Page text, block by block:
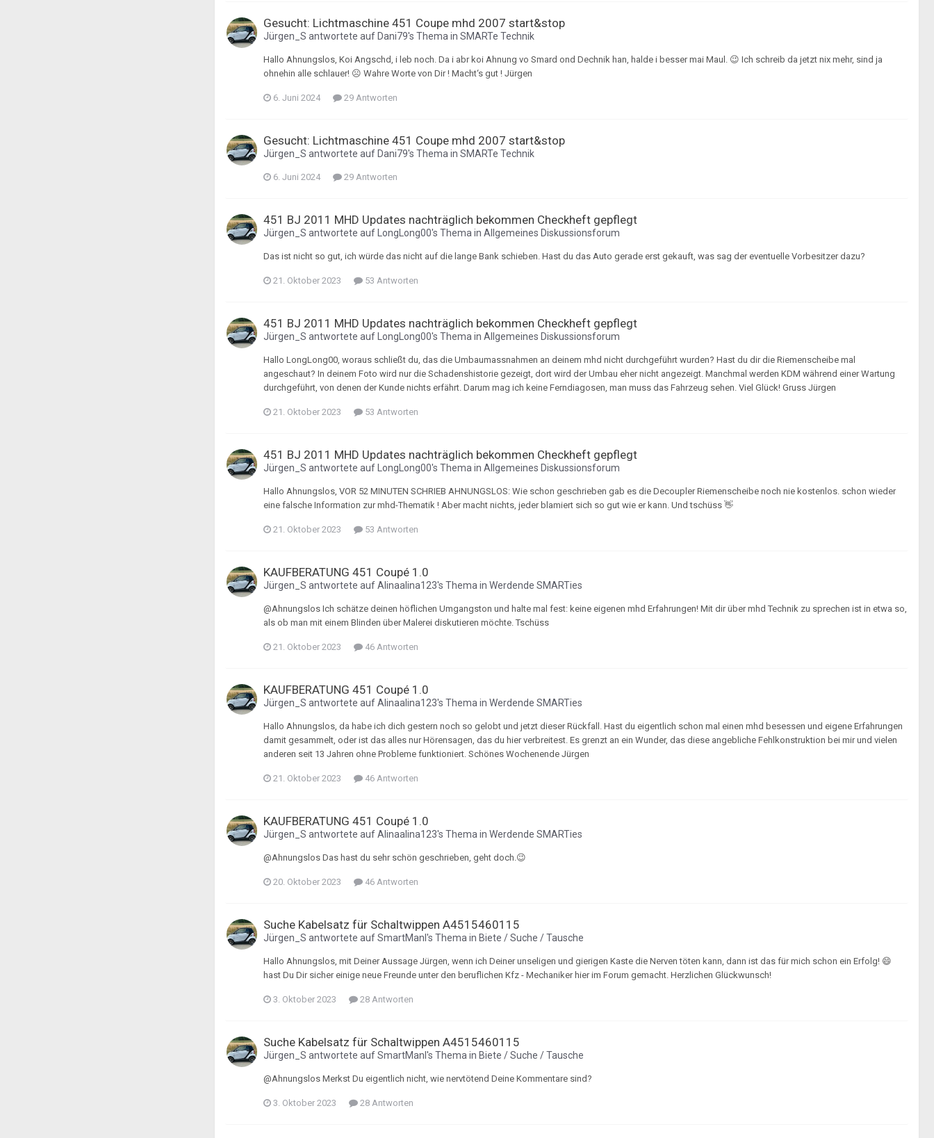
Gesucht: Lichtmaschine 451 Coupe mhd 2007 start&stop
Jürgen_S antwortete auf Dani79's Thema in SMARTe Technik
Hallo Ahnungslos, Koi Angschd, i leb noch. Da i abr koi Ahnung vo Smard ond Dechnik han, halde i besser mai Maul. 😉 Ich schreib da jetzt nix mehr, sind ja
ohnehin alle schlauer! ☹️ Wahre Worte von Dir ! Macht‘s gut ! Jürgen
6. Juni 2024 29 Antworten
Gesucht: Lichtmaschine 451 Coupe mhd 2007 start&stop
Jürgen_S antwortete auf Dani79's Thema in SMARTe Technik
6. Juni 2024 29 Antworten
451 BJ 2011 MHD Updates nachträglich bekommen Checkheft gepflegt
Jürgen_S antwortete auf LongLong00's Thema in Allgemeines Diskussionsforum
Das ist nicht so gut, ich würde das nicht auf die lange Bank schieben. Hast du das Auto gerade erst gekauft, was sag der eventuelle Vorbesitzer dazu?
21. Oktober 2023 53 Antworten
451 BJ 2011 MHD Updates nachträglich bekommen Checkheft gepflegt
Jürgen_S antwortete auf LongLong00's Thema in Allgemeines Diskussionsforum
Hallo LongLong00, woraus schließt du, das die Umbaumassnahmen an deinem mhd nicht durchgeführt wurden? Hast du dir die Riemenscheibe mal
angeschaut? In deinem Foto wird nur die Schadenshistorie gezeigt, dort wird der Umbau eher nicht angezeigt. Manchmal werden KDM während einer Wartung
durchgeführt, von denen der Kunde nichts erfährt. Darum mag ich keine Ferndiagosen, man muss das Fahrzeug sehen. Viel Glück! Gruss Jürgen
21. Oktober 2023 53 Antworten
451 BJ 2011 MHD Updates nachträglich bekommen Checkheft gepflegt
Jürgen_S antwortete auf LongLong00's Thema in Allgemeines Diskussionsforum
Hallo Ahnungslos, VOR 52 MINUTEN SCHRIEB AHNUNGSLOS: Wie schon geschrieben gab es die Decoupler Riemenscheibe noch nie kostenlos. schon wieder
eine falsche Information zur mhd-Thematik ! Aber macht nichts, jeder blamiert sich so gut wie er kann. Und tschüss 👋
21. Oktober 2023 53 Antworten
KAUFBERATUNG 451 Coupé 1.0
Jürgen_S antwortete aufAlinaalina123's Thema in Werdende SMARTies
@Ahnungslos Ich schätze deinen höflichen Umgangston und halte mal fest: keine eigenen mhd Erfahrungen! Mit dir über mhd Technik zu sprechen ist in etwa so,
als ob man mit einem Blinden über Malerei diskutieren möchte. Tschüss
21. Oktober 2023 46 Antworten
KAUFBERATUNG 451 Coupé 1.0
Jürgen_S antwortete aufAlinaalina123's Thema in Werdende SMARTies
Hallo Ahnungslos, da habe ich dich gestern noch so gelobt und jetzt dieser Rückfall. Hast du eigentlich schon mal einen mhd besessen und eigene Erfahrungen
damit gesammelt, oder ist das alles nur Hörensagen, das du hier verbreitest. Es grenzt an ein Wunder, das diese angebliche Fehlkonstruktion bei mir und vielen
anderen seit 13 Jahren ohne Probleme funktioniert. Schönes Wochenende Jürgen
21. Oktober 2023 46 Antworten
KAUFBERATUNG 451 Coupé 1.0
Jürgen_S antwortete aufAlinaalina123's Thema in Werdende SMARTies
@Ahnungslos Das hast du sehr schön geschrieben, geht doch.😉
20. Oktober 2023 46 Antworten
Suche Kabelsatz für Schaltwippen A4515460115
Jürgen_S antwortete aufSmartManI 's Thema in Biete / Suche / Tausche
Hallo Ahnungslos, mit Deiner Aussage Jürgen, wenn ich Deiner unseligen und gierigen Kaste die Nerven töten kann, dann ist das für mich schon ein Erfolg! 😄
hast Du Dir sicher einige neue Freunde unter den beruflichen Kfz - Mechaniker hier im Forum gemacht. Herzlichen Glückwunsch!
3. Oktober 2023 28 Antworten
Suche Kabelsatz für Schaltwippen A4515460115
Jürgen_S antwortete aufSmartManI 's Thema in Biete / Suche / Tausche
@Ahnungslos Merkst Du eigentlich nicht, wie nervtötend Deine Kommentare sind?
3. Oktober 2023 28 Antworten